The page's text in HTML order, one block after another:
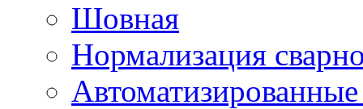
Шовная
Нормализация